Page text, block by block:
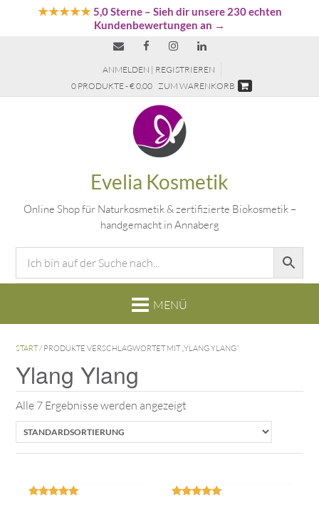
★★★★★5,0 Sterne– Sieh dir unsere 230 echten
Kundenbewertungen an →
ANMELDEN | REGISTRIEREN
0 PRODUKTE - € 0,00 ZUM WARENKORB
Evelia Kosmetik
Online Shop für Naturkosmetik & zertifizierte Biokosmetik –
handgemacht in Annaberg
START/ PRODUKTE VERSCHLAGWORTET MIT „YLANG YLANG“
Ylang Ylang
Alle 7 Ergebnisse werden angezeigt